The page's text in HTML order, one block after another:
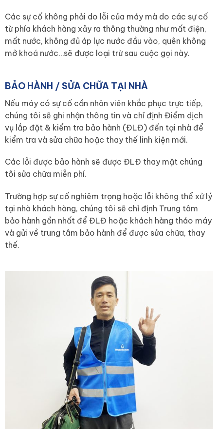
Các sự cố không phải do lỗi của máy mà do các sự cố
từ phía khách hàng xảy ra thông thường như mất điện,
mất nước, không đủ áp lực nước đầu vào, quên không
mở khoá nước…sẽ được loại trừ sau cuộc gọi này.
BẢO HÀNH / SỬA CHỮA TẠI NHÀ
Nếu máy có sự cố cần nhân viên khắc phục trực tiếp,
chúng tôi sẽ ghi nhận thông tin và chỉ định Điểm dịch
vụ lắp đặt & kiểm tra bảo hành (ĐLĐ) đến tại nhà để
kiểm tra và sửa chữa hoặc thay thế linh kiện mới.
Các lỗi được bảo hành sẽ được ĐLĐ thay mặt chúng
tôi sửa chữa miễn phí.
Trường hợp sự cố nghiêm trọng hoặc lỗi không thể xử lý
tại nhà khách hàng, chúng tôi sẽ chỉ định Trung tâm
bảo hành gần nhất để ĐLĐ hoặc khách hàng tháo máy
và gửi về trung tâm bảo hành để được sửa chữa, thay
thế.